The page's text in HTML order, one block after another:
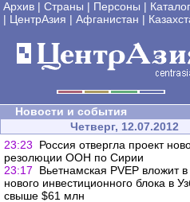
Архив | Страны | Персоны | Каталог
| ЦентрАзия | Афганистан |
Новости и события
Четверг, 12.07.2012
23:23
Россия отвергла проект
резолюции ООН по Сирии
23:17
Вьетнамская PVEP вложит в
нового инвестиционного блока в
свыше $61 млн